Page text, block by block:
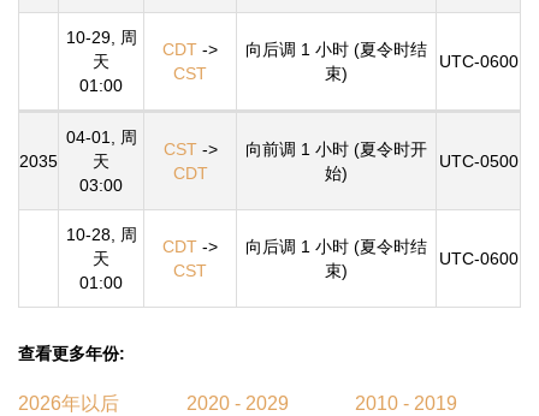
10-29, 周
天
01:00
CDT ->
CST
向后调 1 小时 (夏令时结
束)
UTC-0600
2035
04-01, 周
天
03:00
CST ->
CDT
向前调 1 小时 (夏令时开
始)
UTC-0500
10-28, 周
天
01:00
CDT ->
CST
向后调 1 小时 (夏令时结
束)
UTC-0600
查看更多年份:
2026年以后 2020 - 2029 2010 - 2019